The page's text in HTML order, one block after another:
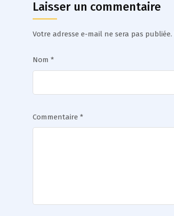
Laisser un commentaire
Votre adresse e-mail ne sera pas publiée.
Nom *
Commentaire *